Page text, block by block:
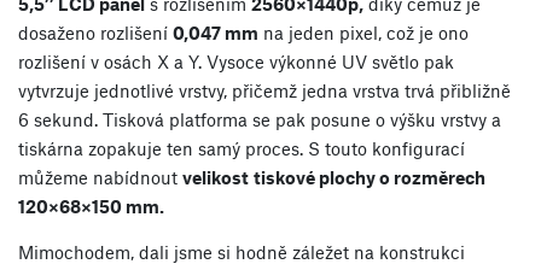
dosaženo rozlišení 0,047 mm na jeden pixel, což je ono
rozlišení v osách X a Y. Vysoce výkonné UV světlo pak
vytvrzuje jednotlivé vrstvy, přičemž jedna vrstva trvá přibližně
6 sekund. Tisková platforma se pak posune o výšku vrstvy a
tiskárna zopakuje ten samý proces. S touto konfigurací
můžeme nabídnout velikost tiskové plochy o rozměrech
120×68×150 mm.
Mimochodem, dali jsme si hodně záležet na konstrukci